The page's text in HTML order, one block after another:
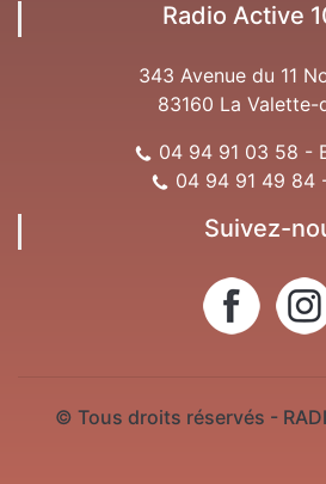
Radio Active
343 Avenue du 11
83160 La Valette-
04 94 91 03 58 -
04 94 91 49 84
Suivez-
© Tous droits réservés -